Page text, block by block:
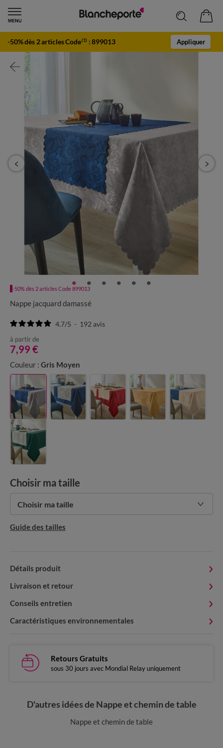
-50% dès 2 articles Code(1) :899013 Appliquer
-50% dès 2 articles Code 899013
Nappe jacquard damassé
4.7/5 - 192 avis
à partir de
7,99 €
Couleur : Gris Moyen
Choisir ma taille
Choisir ma taille
Guide des tailles
Détails produit
Livraison et retour
Conseils entretien
Caractéristiques environnementales
Retours Gratuits
sous 30 jours avec Mondial Relay uniquement
D'autres idées de Nappe et chemin de table
Nappe et chemin de table